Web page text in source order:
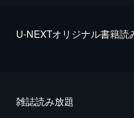
U-NEXTオリジナル書籍読
雑誌読み放題